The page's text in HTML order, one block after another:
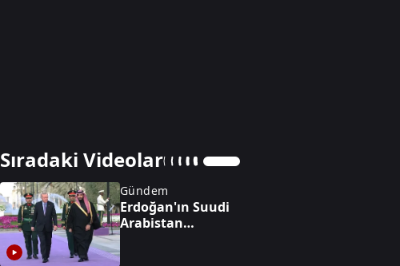
Sıradaki Videolar
Gündem
Erdoğan'ın Suudi
Arabistan